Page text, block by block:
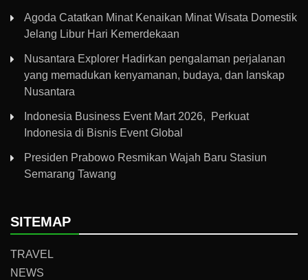
Agoda Catatkan Minat Kenaikan Minat Wisata Domestik
Jelang Libur Hari Kemerdekaan
Nusantara Explorer Hadirkan pengalaman perjalanan
yang memadukan kenyamanan, budaya, dan lanskap
Nusantara
Indonesia Business Event Mart 2026, Perkuat
Indonesia di Bisnis Event Global
Presiden Prabowo Resmikan Wajah Baru Stasiun
Semarang Tawang
SITEMAP
TRAVEL
NEWS